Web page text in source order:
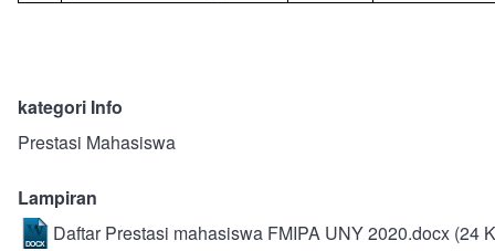
kategori Info
Prestasi Mahasiswa
Lampiran
Daftar Prestasi mahasiswa FMIPA UNY 2020.docx (24